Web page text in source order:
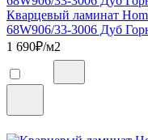
Кварцевый ламинат
68W906/33-3006 Дуб
1 690₽/м2